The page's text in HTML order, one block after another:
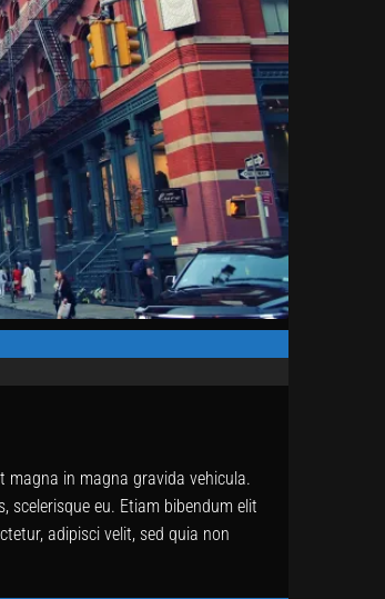
magna in magna gravida vehicula.
scelerisque eu. Etiam bibendum elit
adipisci velit, sed quia non